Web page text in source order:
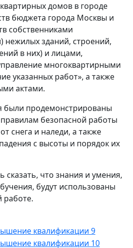
домов в городе
бюджета города Москвы и
собственниками
нежилых зданий, строений,
в них) и лицами,
многоквартирными
указанных работ», а также
актами.
были продемонстрированы
безопасной работы
снега и наледи, а также
с высоты и порядок их
сказать, что знания и умения,
будут использованы
работе.